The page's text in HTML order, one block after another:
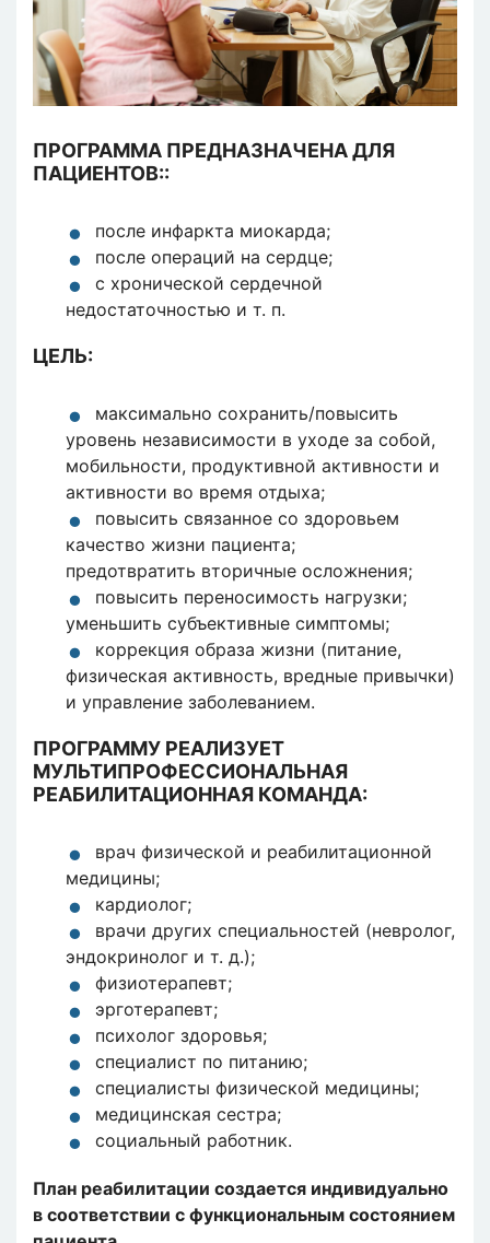
ПРОГРАММА ПРЕДНАЗНАЧЕНА ДЛЯ
ПАЦИЕНТОВ::
после инфаркта миокарда;
после операций на сердце;
с хронической сердечной
недостаточностью и т. п.
ЦЕЛЬ:
максимально сохранить/повысить
уровень независимости в уходе за собой,
мобильности, продуктивной активности и
активности во время отдыха;
повысить связанное со здоровьем
качество жизни пациента;
предотвратить вторичные осложнения;
повысить переносимость нагрузки;
уменьшить субъективные симптомы;
коррекция образа жизни (питание,
физическая активность, вредные привычки)
и управление заболеванием.
ПРОГРАММУ РЕАЛИЗУЕТ
МУЛЬТИПРОФЕССИОНАЛЬНАЯ
РЕАБИЛИТАЦИОННАЯ КОМАНДА:
врач физической и реабилитационной
медицины;
кардиолог;
врачи других специальностей (невролог,
эндокринолог и т. д.);
физиотерапевт;
эрготерапевт;
психолог здоровья;
специалист по питанию;
специалисты физической медицины;
медицинская сестра;
социальный работник.
План реабилитации создается индивидуально
в соответствии с функциональным состоянием